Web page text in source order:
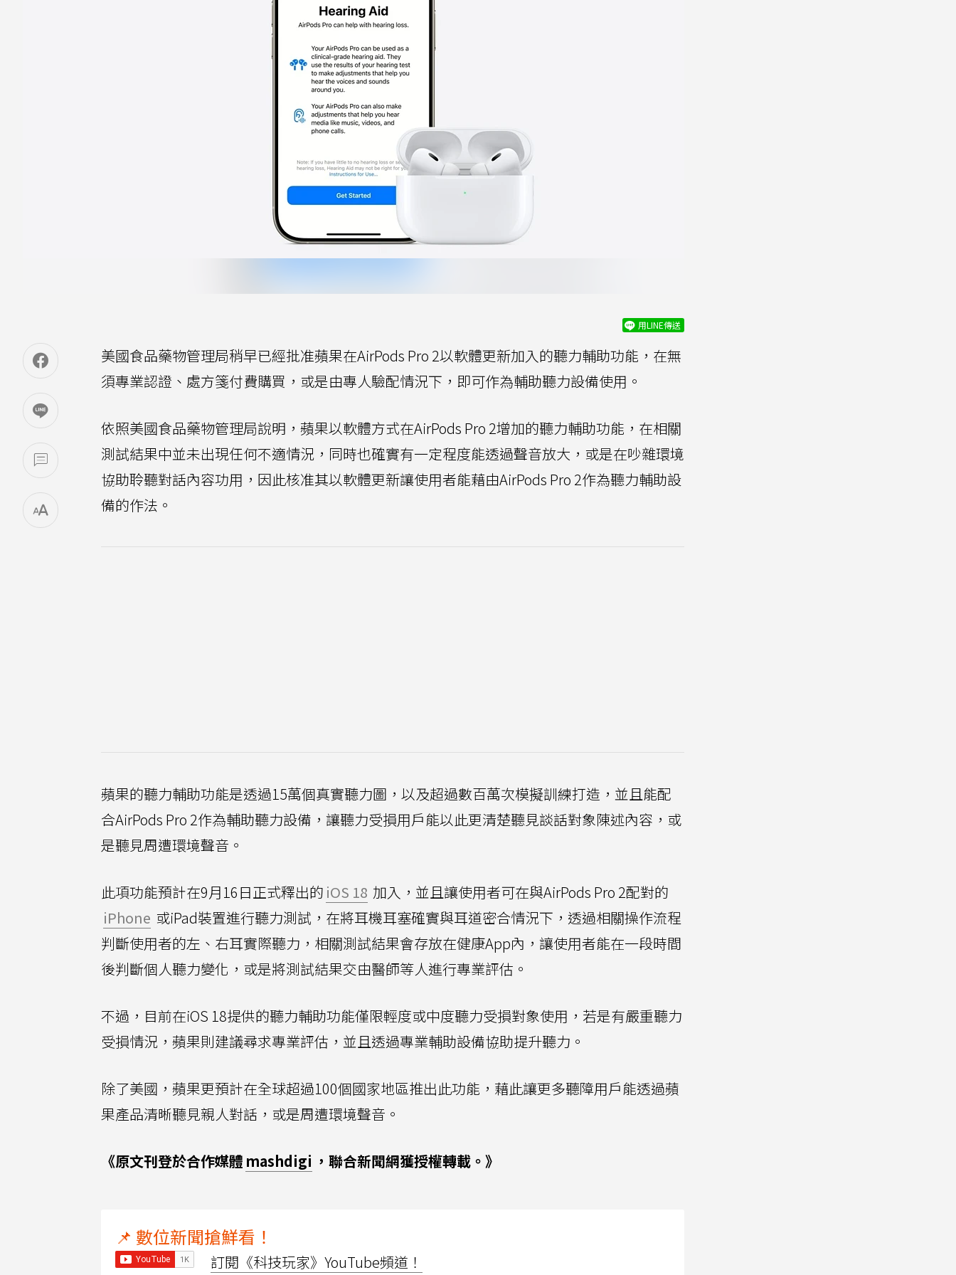
用LINE傳送
美國食品藥物管理局稍早已經批准蘋果在AirPods Pro 2以軟體更新加入的聽力輔助功能，在無
須專業認證、處方箋付費購買，或是由專人驗配情況下，即可作為輔助聽力設備使用。
依照美國食品藥物管理局說明，蘋果以軟體方式在AirPods Pro 2增加的聽力輔助功能，在相關
測試結果中並未出現任何不適情況，同時也確實有一定程度能透過聲音放大，或是在吵雜環境
協助聆聽對話內容功用，因此核准其以軟體更新讓使用者能藉由AirPods Pro 2作為聽力輔助設
備的作法。
蘋果的聽力輔助功能是透過15萬個真實聽力圖，以及超過數百萬次模擬訓練打造，並且能配
合AirPods Pro 2作為輔助聽力設備，讓聽力受損用戶能以此更清楚聽見談話對象陳述內容，或
是聽見周遭環境聲音。
此項功能預計在9月16日正式釋出的 iOS 18 加入，並且讓使用者可在與AirPods Pro 2配對的
iPhone 或iPad裝置進行聽力測試，在將耳機耳塞確實與耳道密合情況下，透過相關操作流程
判斷使用者的左、右耳實際聽力，相關測試結果會存放在健康App內，讓使用者能在一段時間
後判斷個人聽力變化，或是將測試結果交由醫師等人進行專業評估。
不過，目前在iOS 18提供的聽力輔助功能僅限輕度或中度聽力受損對象使用，若是有嚴重聽力
受損情況，蘋果則建議尋求專業評估，並且透過專業輔助設備協助提升聽力。
除了美國，蘋果更預計在全球超過100個國家地區推出此功能，藉此讓更多聽障用戶能透過蘋
果產品清晰聽見親人對話，或是周遭環境聲音。
《原文刊登於合作媒體 mashdigi ，聯合新聞網獲授權轉載。》
📌 數位新聞搶鮮看！
訂閱《科技玩家》YouTube頻道！